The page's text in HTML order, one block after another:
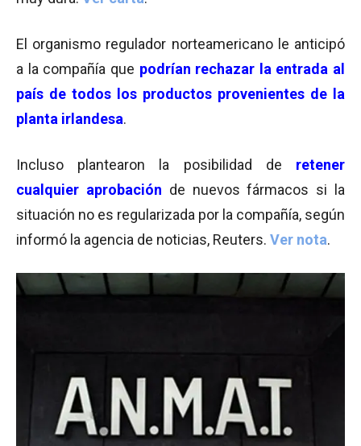
El organismo regulador norteamericano le anticipó
a la compañía que podrían rechazar la entrada al
país de todos los productos provenientes de la
planta irlandesa.
Incluso plantearon la posibilidad de retener
cualquier aprobación de nuevos fármacos si la
situación no es regularizada por la compañía, según
informó la agencia de noticias, Reuters. Ver nota.